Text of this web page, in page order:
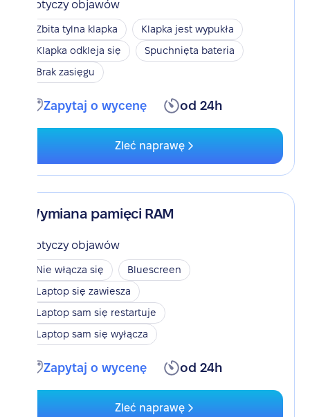
Dotyczy objawów
Zbita tylna klapka
Klapka jest wypukła
Klapka odkleja się
Spuchnięta bateria
Brak zasięgu
Zapytaj o wycenę od 24h
Zleć naprawę
Wymiana pamięci RAM
Dotyczy objawów
Nie włącza się
Bluescreen
Laptop się zawiesza
Laptop sam się restartuje
Laptop sam się wyłącza
Zapytaj o wycenę od 24h
Zleć naprawę